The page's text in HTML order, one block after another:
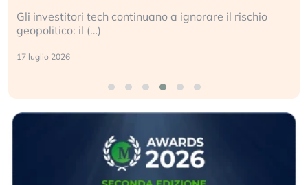
a ignorare il rischio
Le regole sulla trasparenza